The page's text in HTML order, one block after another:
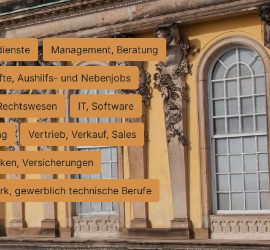
Management, Beratung
Aushilfs- und Nebenjobs
IT, Software
Vertrieb, Verkauf, Sales
Versicherungen
gewerblich technische Berufe